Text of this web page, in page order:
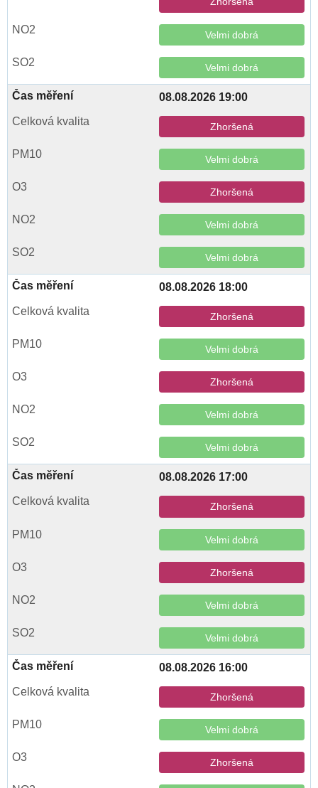
Velmi dobrá
Velmi dobrá
08.08.2026 19:00
Zhoršená
Velmi dobrá
Zhoršená
Velmi dobrá
Velmi dobrá
08.08.2026 18:00
Zhoršená
Velmi dobrá
Zhoršená
Velmi dobrá
Velmi dobrá
08.08.2026 17:00
Zhoršená
Velmi dobrá
Zhoršená
Velmi dobrá
Velmi dobrá
08.08.2026 16:00
Zhoršená
Velmi dobrá
Zhoršená